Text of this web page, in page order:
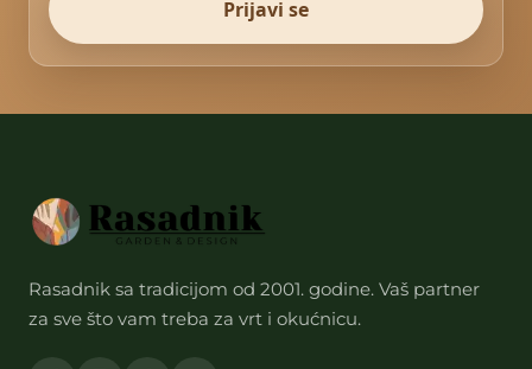
Prijavi se
Rasadnik sa tradicijom od 2001. godine. Vaš partner
za sve što vam treba za vrt i okućnicu.